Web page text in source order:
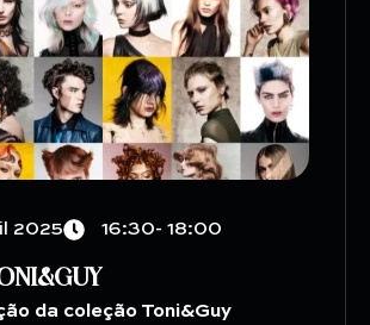
2025 16:30- 18:00
da coleção Toni&Guy